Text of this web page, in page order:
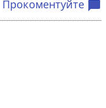
Прокоментуйте chat_bubble